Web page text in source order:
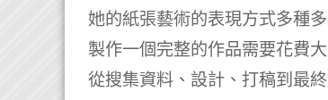
她的紙張藝術的表現方式多種
製作一個完整的作品需要花費
從搜集資料、設計、打稿到最